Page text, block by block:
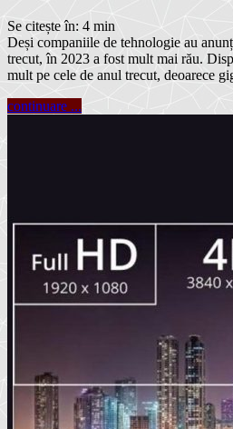
Se citește în: 4 min
Deși companiile de tehnologie au
trecut, în 2023 a fost mult mai rău.
mult pe cele de anul trecut, deoarece
continuare ...